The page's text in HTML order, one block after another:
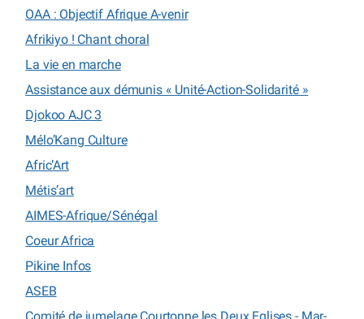
OAA : Objectif Afrique A-venir
Afrikiyo ! Chant choral
La vie en marche
Assistance aux démunis « Unité-Action-Solidarité »
Djokoo AJC 3
Mélo’Kang Culture
Afric’Art
Métis’art
AIMES-Afrique/Sénégal
Coeur Africa
Pikine Infos
ASEB
Comité de jumelage Courtonne les Deux Eglises - Mar-